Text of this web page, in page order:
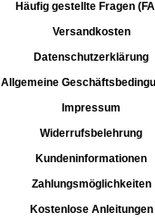
Häufig gestellte Fragen
Versandkosten
Datenschutzerklärung
Allgemeine
Impressum
Widerrufsbelehrung
Kundeninformationen
Zahlungsmöglichkeiten
Kostenlose Anleitungen